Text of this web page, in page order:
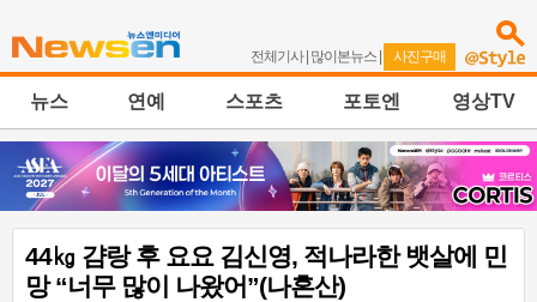
전체기사| 많이본뉴스 | 사진구매
뉴스 연예 스포츠 포토엔 영상TV
44㎏ 걈랑 후 요요 김신영, 적나라한 뱃살에 민
망 “너무 많이 나왔어”(나혼산)